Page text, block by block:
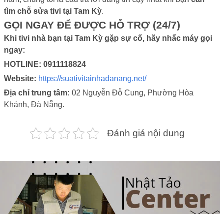
tìm chỗ sửa tivi tại Tam Kỳ.
GỌI NGAY ĐỂ ĐƯỢC HỖ TRỢ (24/7)
Khi tivi nhà bạn tại Tam Kỳ gặp sự cố, hãy nhấc máy gọi
ngay:
HOTLINE: 0911118824
Website: https://suativitainhadanang.net/
Địa chỉ trung tâm: 02 Nguyễn Đỗ Cung, Phường Hòa
Khánh, Đà Nẵng.
Đánh giá nội dung